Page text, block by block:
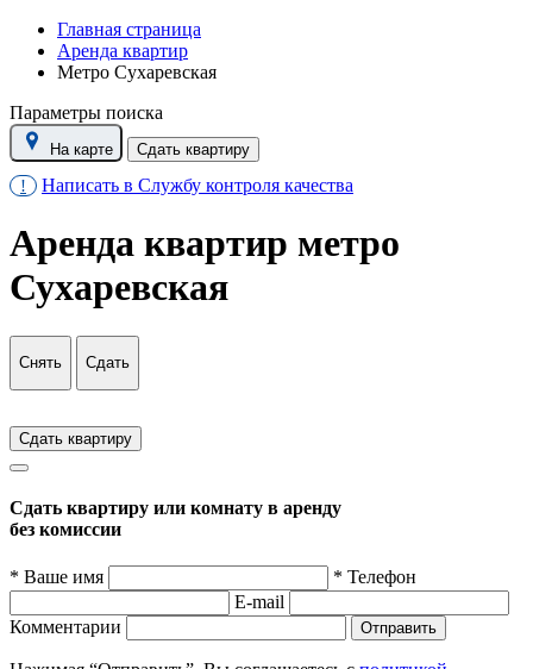
Главная страница
Аренда квартир
Метро Сухаревская
Параметры поиска
На карте Сдать квартиру
! Написать в Службу контроля качества
Аренда квартир метро
Сухаревская
Снять Сдать
Сдать квартиру
Сдать квартиру или комнату в аренду
без комиссии
* Ваше имя
* Телефон
E-mail
Комментарии
Отправить